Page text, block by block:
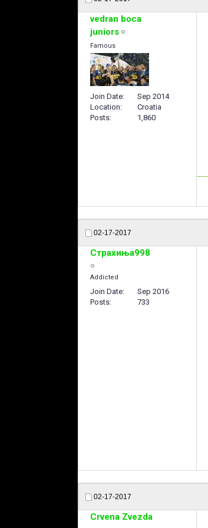
vedran boca
juniors
Famous
Join Date
Sep 2014
Location
Croatia
Posts
1,860
02-17-2017
Страхиња998
Addicted
Join Date
Sep 2016
Posts
733
02-17-2017
Crvena Zvezda